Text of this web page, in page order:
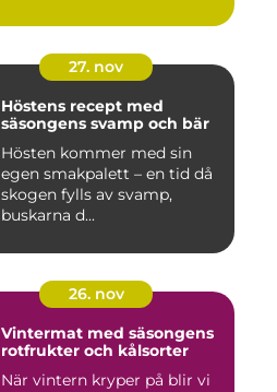
27. nov
Höstens recept med
säsongens svamp och bär
Hösten kommer med sin
egen smakpalett – en tid då
skogen fylls av svamp,
buskarna d...
26. nov
Vintermat med säsongens
rotfrukter och kålsorter
När vintern kryper på blir vi